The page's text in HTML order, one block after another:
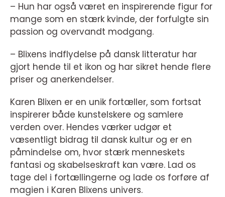
– Hun har også været en inspirerende figur for
mange som en stærk kvinde, der forfulgte sin
passion og overvandt modgang.
– Blixens indflydelse på dansk litteratur har
gjort hende til et ikon og har sikret hende flere
priser og anerkendelser.
Karen Blixen er en unik fortæller, som fortsat
inspirerer både kunstelskere og samlere
verden over. Hendes værker udgør et
væsentligt bidrag til dansk kultur og er en
påmindelse om, hvor stærk menneskets
fantasi og skabelseskraft kan være. Lad os
tage del i fortællingerne og lade os forføre af
magien i Karen Blixens univers.